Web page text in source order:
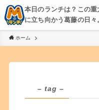
本日のランチは？この重
に立ち向かう葛藤の日々
京都・神戸を中心とした
き、飲み歩きを綴る。
ホーム
– tag –